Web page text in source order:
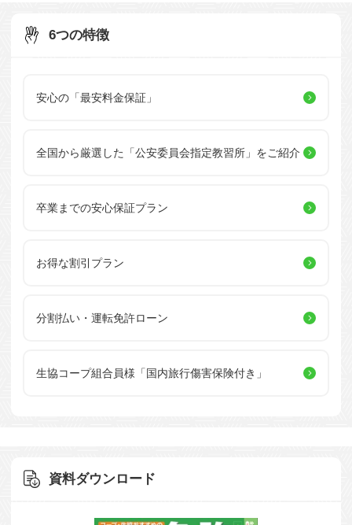
6つの特徴
安心の「最安料金保証」
全国から厳選した 「公安委員会指定教習所」をご紹介
卒業までの安心保証プラン
お得な割引プラン
分割払い・運転免許ローン
生協コープ組合員様 「国内旅行傷害保険付き」
資料ダウンロード